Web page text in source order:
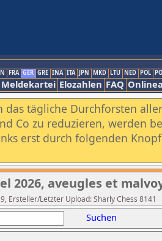
FRA GER GRE INA ITA JPN MKD LTU NED POL
Meldekartei Elozahlen FAQ
tägliche Durchforsten
Co zu reduzieren, werden
erst durch folgenden
2026, aveugles et
Ersteller/Letzter Upload: Sharly Chess 8141
Suchen